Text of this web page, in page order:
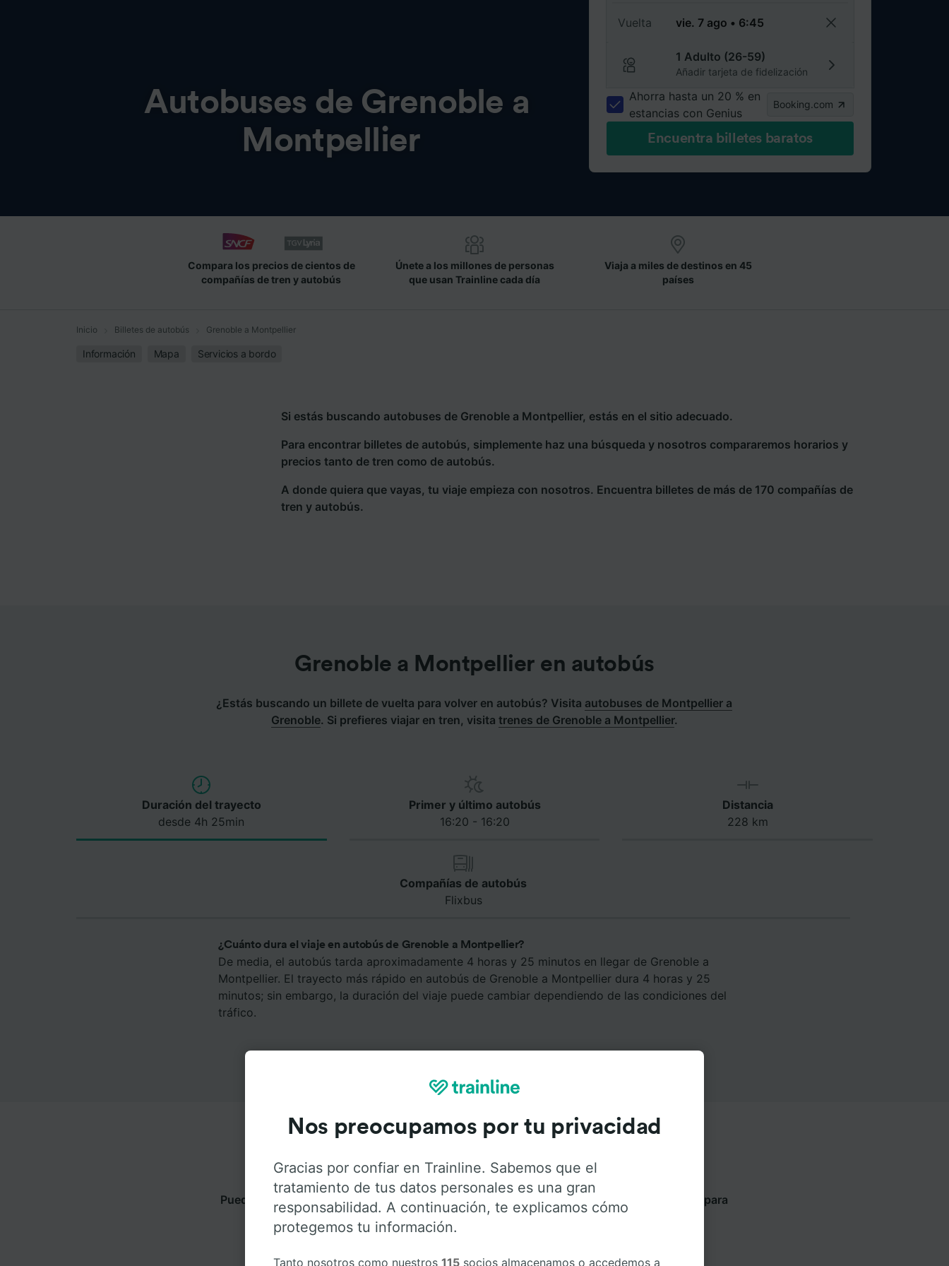
Autobuses de Grenoble a
Montpellier
Vuelta
1 Adulto (26-59)
Añadir tarjeta de fidelización
Ahorra hasta un 20 % en
estancias con Genius
Booking.com
Encuentra billetes baratos
Compara los precios de cientos de
compañías de tren y autobús
Únete a los millones de personas
que usan Trainline cada día
Viaja a miles de destinos en 45
países
Inicio Billetes de autobús Grenoble a Montpellier
Información Mapa Servicios a bordo
Si estás buscando autobuses de Grenoble a Montpellier, estás en el sitio adecuado.
Para encontrar billetes de autobús, simplemente haz una búsqueda y nosotros compararemos horarios y
precios tanto de tren como de autobús.
A donde quiera que vayas, tu viaje empieza con nosotros. Encuentra billetes de más de 170 compañías de
tren y autobús.
Grenoble a Montpellier en autobús
¿Estás buscando un billete de vuelta para volver en autobús? Visita autobuses de Montpellier a
Grenoble. Si prefieres viajar en tren, visita trenes de Grenoble a Montpellier.
Duración del trayecto
desde 4h 25min
Primer y último autobús
16:20 - 16:20
Distancia
228 km
Compañías de autobús
Flixbus
¿Cuánto dura el viaje en autobús de Grenoble a Montpellier?
De media, el autobús tarda aproximadamente 4 horas y 25 minutos en llegar de Grenoble a
Montpellier. El trayecto más rápido en autobús de Grenoble a Montpellier dura 4 horas y 25
minutos; sin embargo, la duración del viaje puede cambiar dependiendo de las condiciones del
tráfico.
Servicios a bordo
Puedes viajar de Grenoble a Montpellier con Flixbus
. Haz click en las siguientes pestañas para
obtener más información sobre los servicios que ofrece cada compañía
Nos preocupamos por tu privacidad
Gracias por confiar en Trainline. Sabemos que el
tratamiento de tus datos personales es una gran
responsabilidad. A continuación, te explicamos cómo
protegemos tu información.
Tanto nosotros como nuestros 115 socios almacenamos o accedemos a